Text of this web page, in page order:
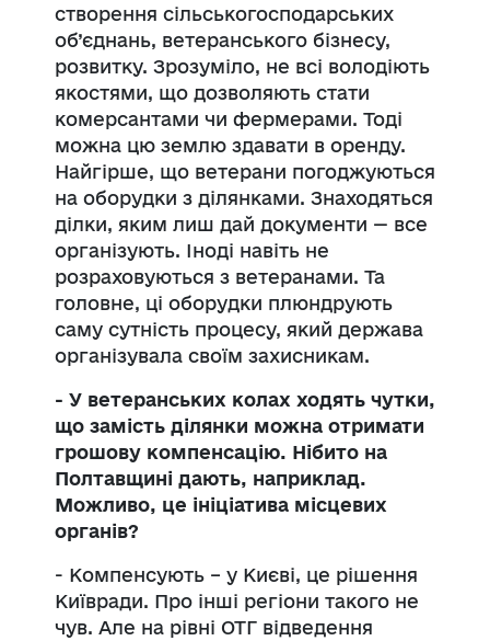
створення сільськогосподарських
об’єднань, ветеранського бізнесу,
розвитку. Зрозуміло, не всі володіють
якостями, що дозволяють стати
комерсантами чи фермерами. Тоді
можна цю землю здавати в оренду.
Найгірше, що ветерани погоджуються
на оборудки з ділянками. Знаходяться
ділки, яким лиш дай документи — все
організують. Іноді навіть не
розраховуються з ветеранами. Та
головне, ці оборудки плюндрують
саму сутність процесу, який держава
організувала своїм захисникам.
- У ветеранських колах ходять чутки,
що замість ділянки можна отримати
грошову компенсацію. Нібито на
Полтавщині дають, наприклад.
Можливо, це ініціатива місцевих
органів?
- Компенсують – у Києві, це рішення
Київради. Про інші регіони такого не
чув. Але на рівні ОТГ відведення